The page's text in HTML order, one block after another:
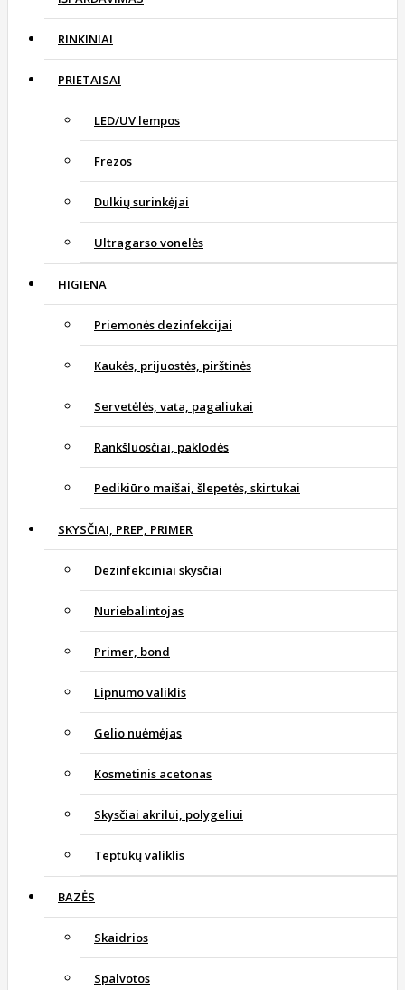
RINKINIAI
PRIETAISAI
LED/UV lempos
Frezos
Dulkių surinkėjai
Ultragarso vonelės
HIGIENA
Priemonės dezinfekcijai
Kaukės, prijuostės, pirštinės
Servetėlės, vata, pagaliukai
Rankšluosčiai, paklodės
Pedikiūro maišai, šlepetės, skirtukai
SKYSČIAI, PREP, PRIMER
Dezinfekciniai skysčiai
Nuriebalintojas
Primer, bond
Lipnumo valiklis
Gelio nuėmėjas
Kosmetinis acetonas
Skysčiai akrilui, polygeliui
Teptukų valiklis
BAZĖS
Skaidrios
Spalvotos